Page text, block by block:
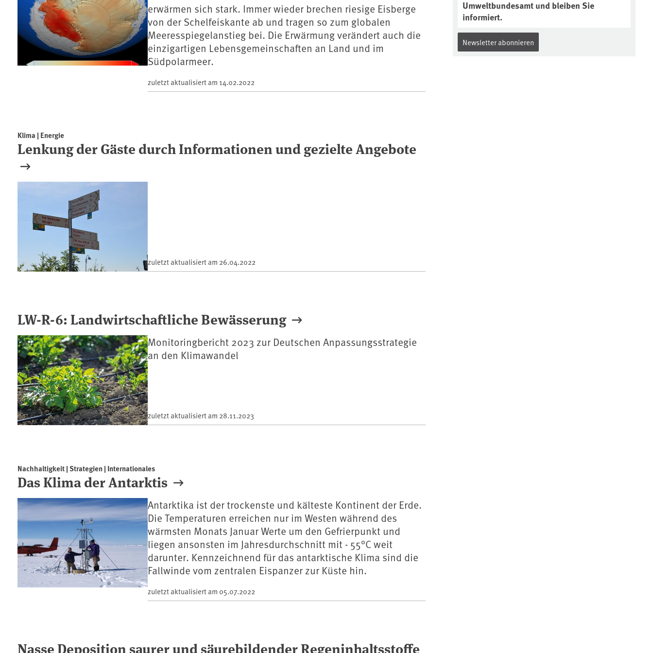
erwärmen sich stark. Immer wieder brechen riesige Eisberge
von der Schelfeiskante ab und tragen so zum globalen
Meeresspiegelanstieg bei. Die Erwärmung verändert auch die
einzigartigen Lebensgemeinschaften an Land und im
Südpolarmeer.
zuletzt aktualisiert am 14.02.2022
Klima | Energie
Lenkung der Gäste durch Informationen und gezielte Angebote
zuletzt aktualisiert am 26.04.2022
LW-R-6: Landwirtschaftliche Bewässerung
Monitoringbericht 2023 zur Deutschen Anpassungsstrategie
an den Klimawandel
zuletzt aktualisiert am 28.11.2023
Nachhaltigkeit | Strategien | Internationales
Das Klima der Antarktis
Antarktika ist der trockenste und kälteste Kontinent der Erde.
Die Temperaturen erreichen nur im Westen während des
wärmsten Monats Januar Werte um den Gefrierpunkt und
liegen ansonsten im Jahresdurchschnitt mit - 55°C weit
darunter. Kennzeichnend für das antarktische Klima sind die
Fallwinde vom zentralen Eispanzer zur Küste hin.
zuletzt aktualisiert am 05.07.2022
Nasse Deposition saurer und säurebildender Regeninhaltsstoffe
Umweltbundesamt und bleiben Sie
informiert.
Newsletter abonnieren